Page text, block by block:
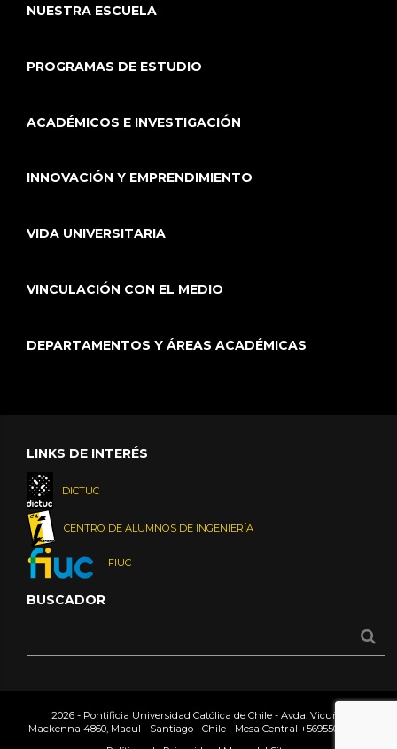
NUESTRA ESCUELA
PROGRAMAS DE ESTUDIO
ACADÉMICOS E INVESTIGACIÓN
INNOVACIÓN Y EMPRENDIMIENTO
VIDA UNIVERSITARIA
VINCULACIÓN CON EL MEDIO
DEPARTAMENTOS Y ÁREAS ACADÉMICAS
LINKS DE INTERÉS
DICTUC
CENTRO DE ALUMNOS DE INGENIERÍA
FIUC
BUSCADOR
2026 - Pontificia Universidad Católica de Chile - Avda. Vicuña
Mackenna 4860, Macul - Santiago - Chile - Mesa Central +56955042000